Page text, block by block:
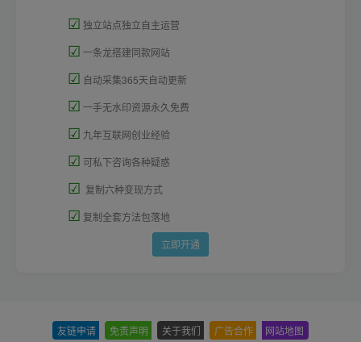
☑ 独立站点独立自主运营
☑ 一条龙搭建同款网站
☑ 自动采集365天自动更新
☑ 一手无水印资源永久免费
☑ 九年互联网创业经验
☑ 可私下咨询各种疑惑
☑ 复制六种变现方式
☑ 复制全套方法包落地
立即开通
友链申请 免责声明 关于我们 广告合作 网站地图